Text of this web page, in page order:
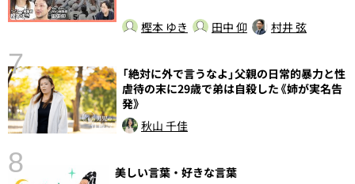
樫本 ゆき 田中 仰 村井 弦
7
「絶対に外で言うなよ」父親の日常的暴力と性
虐待の末に29歳で弟は自殺した《姉が実名告
発》
秋山 千佳
8
美しい言葉・好きな言葉